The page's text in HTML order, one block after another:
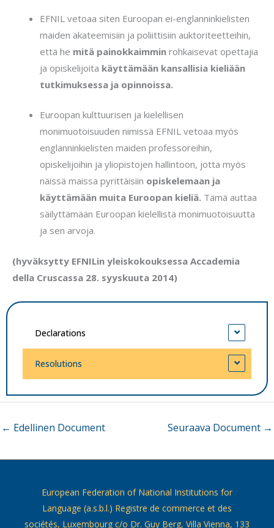
EFNIL vetoaa siten Euroopan ei-englanninkielisten
maiden akateemisiin ja poliittisiin auktoriteetteihin,
että he mitä painokkaimmin rohkaisevat opettajia
ja opiskelijoita käyttämään kansallisia kieliään
tutkimuksessa ja opinnoissa.
Euroopan kulttuurisen ja kielellisen
monimuotoisuuden nimissä EFNIL vetoaa myös
englanninkielisten maiden professoreihin,
opiskelijoihin ja yliopistojen hallintoon, jotta myös
näissä maissa pyrittäisiin opiskelemaan ja
käyttämään muita Euroopan kieliä. Tämä auttaa
säilyttämään Euroopan kielellistä monimuotoisuutta
ja sen arvoja.
(hyväksytty EFNILin yleiskokouksessa Accademia
della Cruscassa 28. syyskuuta 2014)
Declarations
Resolutions
← Edellinen Document Seuraava Document →
European Federation of National Institutions for
Language (a.s.b.l.) Registre de commerce et des
sociétés, Luxembourg c/o Dr. Guy Berg, Villa Vienna, 133